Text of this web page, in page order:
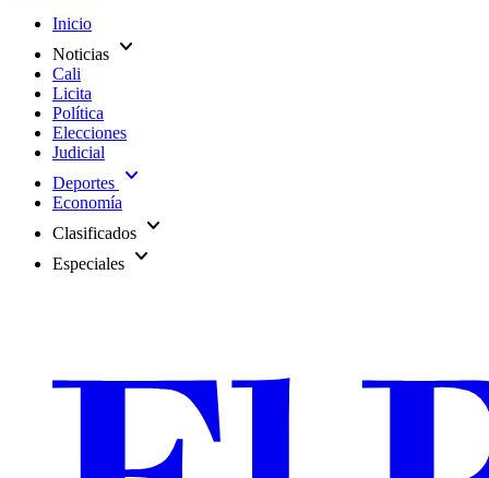
Inicio
Noticias expand_more
Cali
Licita
Política
Elecciones
Judicial
Deportes expand_more
Economía
Clasificados expand_more
Especiales expand_more